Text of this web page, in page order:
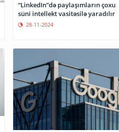
“LinkedIn”də paylaşımların çoxu
süni intellekt vasitəsilə yaradılır
28-11-2024